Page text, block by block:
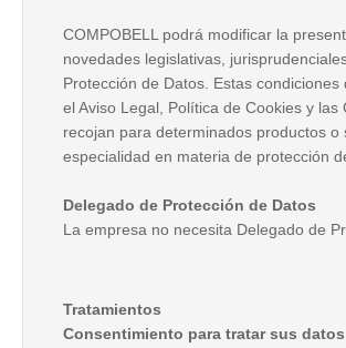
COMPOBELL podrá modificar la
novedades legislativas,
Protección de Datos. Estas
el Aviso Legal, Política de Cookies y
recojan para determinados productos
especialidad en materia de protección
Delegado de Protección de Datos
La empresa no necesita Delegado de
Tratamientos
Consentimiento para tratar sus datos